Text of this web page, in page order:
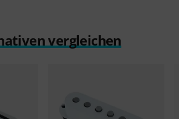
vergleichen